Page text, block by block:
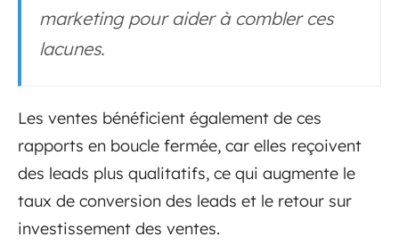
marketing pour aider à combler ces
lacunes.
Les ventes bénéficient également de ces
rapports en boucle fermée, car elles reçoivent
des leads plus qualitatifs, ce qui augmente le
taux de conversion des leads et le retour sur
investissement des ventes.